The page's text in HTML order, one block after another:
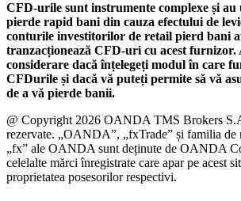
CFD-urile sunt instrumente complexe și au
pierde rapid bani din cauza efectului de
conturile investitorilor de retail pierd bani
tranzacționează CFD-uri cu acest
considerare dacă înțelegeți modul în care
CFDurile și dacă vă puteți permite să vă
de a vă pierde banii.
@ Copyright 2026 OANDA TMS Brokers
rezervate. „OANDA”, „fxTrade” și familia de
„fx” ale OANDA sunt deținute de OANDA
celelalte mărci înregistrate care apar pe acest
proprietatea posesorilor respectivi.